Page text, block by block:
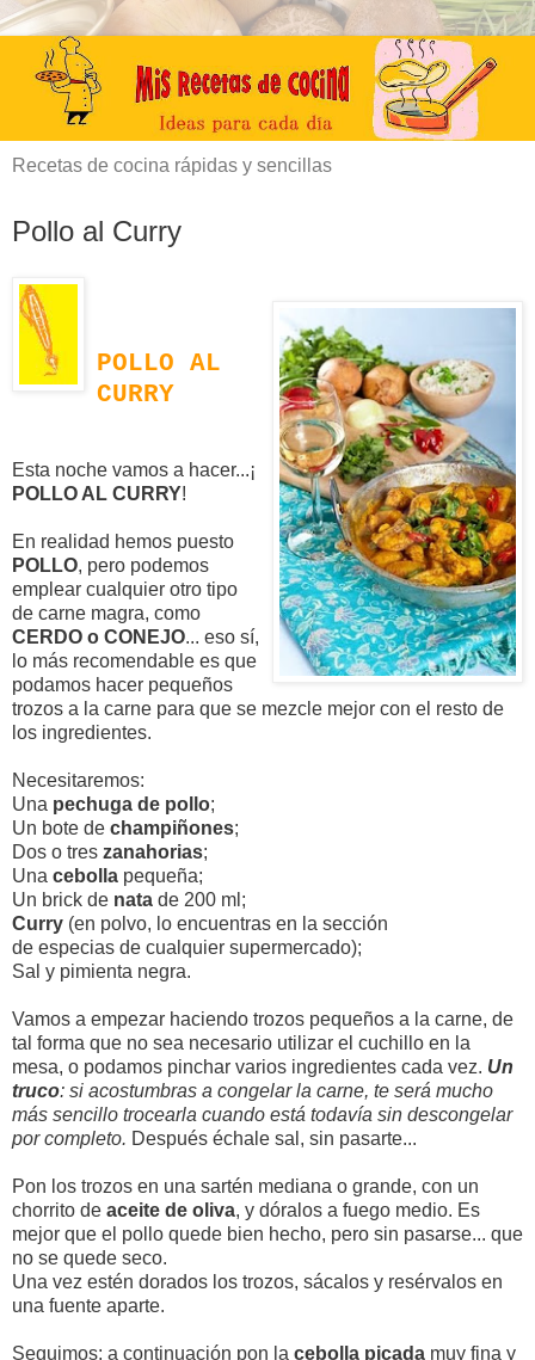
Recetas de cocina rápidas y sencillas
Pollo al Curry
POLLO AL
CURRY
Esta noche vamos a hacer...¡
POLLO AL CURRY!
En realidad hemos puesto
POLLO, pero podemos
emplear cualquier otro tipo
de carne magra, como
CERDO o CONEJO... eso sí,
lo más recomendable es que
podamos hacer pequeños
trozos a la carne para que se mezcle mejor con el resto de
los ingredientes.
Necesitaremos:
Una pechuga de pollo;
Un bote de champiñones;
Dos o tres zanahorias;
Una cebolla pequeña;
Un brick de nata de 200 ml;
Curry (en polvo, lo encuentras en la sección
de especias de cualquier supermercado);
Sal y pimienta negra.
Vamos a empezar haciendo trozos pequeños a la carne, de
tal forma que no sea necesario utilizar el cuchillo en la
mesa, o podamos pinchar varios ingredientes cada vez. Un
truco: si acostumbras a congelar la carne, te será mucho
más sencillo trocearla cuando está todavía sin descongelar
por completo. Después échale sal, sin pasarte...
Pon los trozos en una sartén mediana o grande, con un
chorrito de aceite de oliva, y dóralos a fuego medio. Es
mejor que el pollo quede bien hecho, pero sin pasarse... que
no se quede seco.
Una vez estén dorados los trozos, sácalos y resérvalos en
una fuente aparte.
Seguimos; a continuación pon la cebolla picada muy fina y